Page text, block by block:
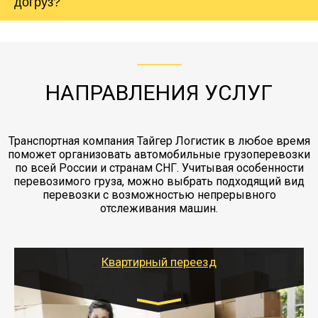
коробками и обмотать стрейч пленкой.
груза. Мы сотрудничаем по услугам страховки
заканчивая выгрузкой в пункте получателя.
НАПРАВЛЕНИЯ УСЛУГ
Транспортная компания Тайгер Логистик в любое время
поможет организовать автомобильные грузоперевозки
по всей России и странам СНГ. Учитывая особенности
перевозимого груза, можно выбрать подходящий вид
перевозки с возможностью непрерывного
отслеживания машин.
Квартирный переезд